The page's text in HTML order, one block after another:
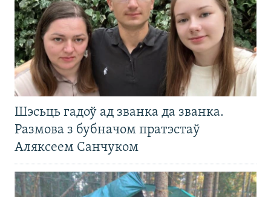
Шэсьць гадоў ад званка да званка.
Размова з бубначом пратэстаў
Аляксеем Санчуком